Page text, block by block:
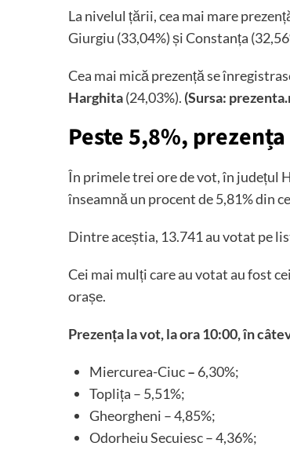
La nivelul țării, cea mai mare
Giurgiu (33,04%) și Constanța
Cea mai mică prezență se
Harghita(24,03%). (Sursa:
Peste 5,8%,
În primele trei ore de vot, în județul
înseamnă un procent de 5,81% din
Dintre aceștia, 13.741 au votat pe
Cei mai mulți care au votat au fost
orașe.
Prezența la vot, la ora 10:00, în
Miercurea-Ciuc– 6,30%;
Toplița – 5,51%;
Gheorgheni – 4,85%;
Odorheiu Secuiesc – 4,36%;